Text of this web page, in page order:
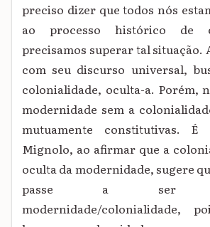
preciso dizer que todos nós
ao processo histórico de
precisamos superar tal situação.
com seu discurso universal,
colonialidade, oculta-a. Porém,
modernidade sem a
mutuamente constitutivas.
Mignolo, ao afirmar que a
oculta da modernidade, sugere
passe a ser
modernidade/colonialidade,